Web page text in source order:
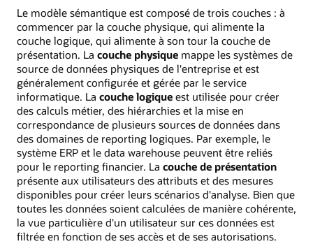
Le modèle sémantique est composé de trois couches : à
commencer par la couche physique, qui alimente la
couche logique, qui alimente à son tour la couche de
présentation. La couche physique mappe les systèmes de
source de données physiques de l'entreprise et est
généralement configurée et gérée par le service
informatique. La couche logique est utilisée pour créer
des calculs métier, des hiérarchies et la mise en
correspondance de plusieurs sources de données dans
des domaines de reporting logiques. Par exemple, le
système ERP et le data warehouse peuvent être reliés
pour le reporting financier. La couche de présentation
présente aux utilisateurs des attributs et des mesures
disponibles pour créer leurs scénarios d'analyse. Bien que
toutes les données soient calculées de manière cohérente,
la vue particulière d'un utilisateur sur ces données est
filtrée en fonction de ses accès et de ses autorisations.